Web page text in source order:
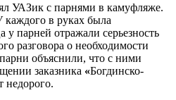
УАЗик с парнями в камуфляже.
каждого в руках была
парней отражали серьезность
разговора о необходимости
объяснили, что с ними
заказника «Богдинско-
недорого.